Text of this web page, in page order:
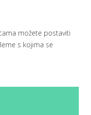
možete postaviti
s kojima se